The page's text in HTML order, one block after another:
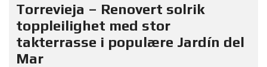
Torrevieja – Renovert solrik
toppleilighet med stor
takterrasse i populære Jardín del
Mar